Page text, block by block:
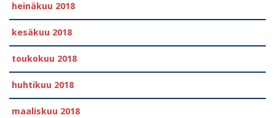
heinäkuu 2018
kesäkuu 2018
toukokuu 2018
huhtikuu 2018
maaliskuu 2018